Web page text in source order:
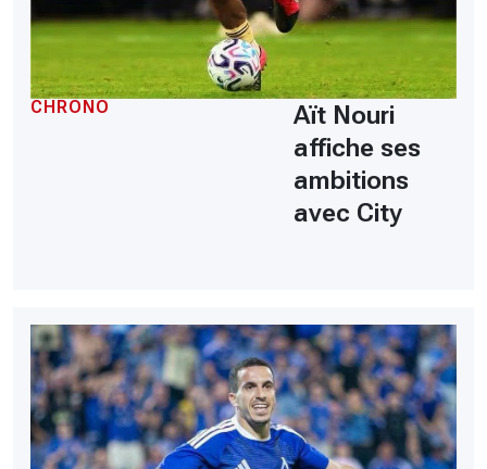
CHRONO
Aït Nouri
affiche ses
ambitions
avec City